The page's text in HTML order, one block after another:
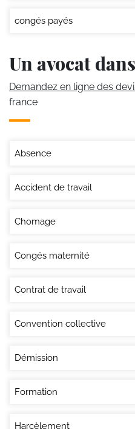
congés payés
Un avocat
Demandez en ligne des
france
Absence
Accident de travail
Chomage
Congés maternité
Contrat de travail
Convention collective
Démission
Formation
Harcèlement